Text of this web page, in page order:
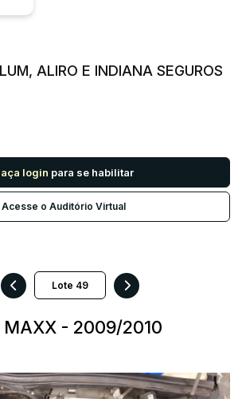
ALIRO E INDIANA SEGUROS
login para se habilitar
Acesse o Auditório Virtual
MAXX - 2009/2010